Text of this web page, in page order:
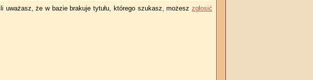
uważasz, że w bazie brakuje tytułu, którego szukasz, możesz zgłosić